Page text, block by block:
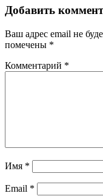
Добавить
Ваш адрес email не
помечены *
Комментарий *
Имя *
Email *